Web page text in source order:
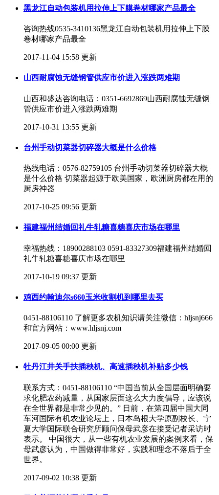
黑龙江自动包装机用拉伸上下膜卷材哪家产品最全
咨询热线0535-3410136黑龙江自动包装机用拉伸上下膜
卷材哪家产品最全
2017-11-04 15:58 更新
山西耐腐蚀无缝钢管供应市价进入涨跌两难期
山西和盛达咨询电话：0351-6692869山西耐腐蚀无缝钢
管供应市价进入涨跌两难期
2017-10-31 13:55 更新
台州手动切菜器切碎器大概是什么价格
热线电话：0576-82759105 台州手动切菜器切碎器大概
是什么价格 切菜器起源于欧美国家，欧洲厨房都在用的
厨房神器
2017-10-25 09:56 更新
福建福州结婚回礼牛轧糖喜糖喜庆市场在哪里
幸福热线：18900288103 0591-83327309福建福州结婚回
礼牛轧糖喜糖喜庆市场在哪里
2017-10-19 09:37 更新
鸡西约翰迪尔s660玉米收割机到哪里去买
0451-88106110 了解更多农机知识请关注微信：hljsnj666
和官方网站：www.hljsnj.com
2017-09-05 00:00 更新
牡丹江井关手扶插秧机、高速插秧机补贴多少钱
联系方式：0451-88106110 “中国当前从全国层面明确要
求化肥农药减量，从国家层面这么大力度倡导，应该说
在全世界都是非常少见的。” 日前，在第四届中国大同
车河国际有机农业论坛上，日本岛根大学原副校长、宁
夏大学国际联合研究所顾问保母武彦在接受记者采访时
表示。 中国很大，从一些有机农业发展的案例来看，保
母武彦认为，中国做得非常好，实践和理念不落后于全
世界。
2017-09-02 10:38 更新